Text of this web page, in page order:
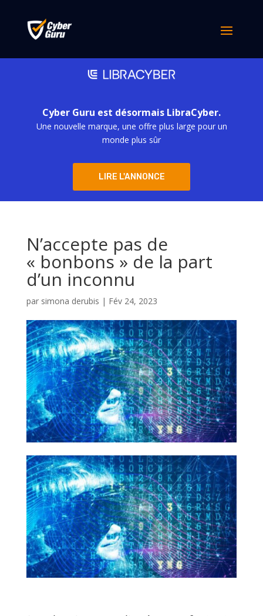
Cyber Guru est désormais LibraCyber.
Une nouvelle marque, une offre plus large pour un
monde plus sûr
LIRE L'ANNONCE
N’accepte pas de
« bonbons » de la part
d’un inconnu
par simona derubis | Fév 24, 2023